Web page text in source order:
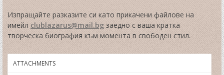
Изпращайте разказите си като прикачени файлове на
имейлclublazarus@mail.bgзаедно с ваша кратка
творческа биография към момента в свободен стил.
ATTACHMENTS